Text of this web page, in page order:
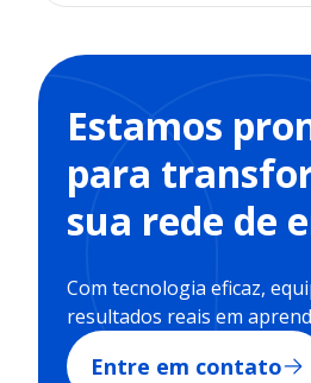
Estamos
para
sua rede de
Com tecnologia eficaz,
resultados reais em
Entre em contato